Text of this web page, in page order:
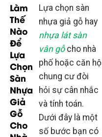
Làm
Thế
Nào
Để
Lựa
Chọn
Sàn
Nhựa
Giả
Gỗ
Cho
Lựa chọn sàn
nhựa giả gỗ hay
nhựa lát sàn
vân gỗcho nhà
phố hoặc căn hộ
chung cư đòi
hỏi sự cân nhắc
và tính toán.
Dưới đây là một
số bước bạn có